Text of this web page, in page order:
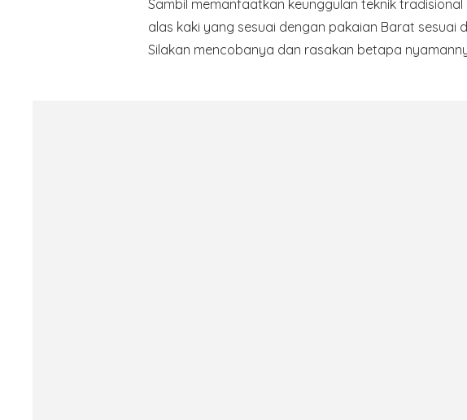
Sambil memanfaatkan keunggulan teknik
alas kaki yang sesuai dengan pakaian Barat sesuai
Silakan mencobanya dan rasakan betapa